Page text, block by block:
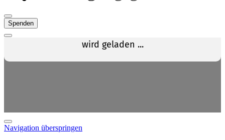
Spenden
Navigation überspringen